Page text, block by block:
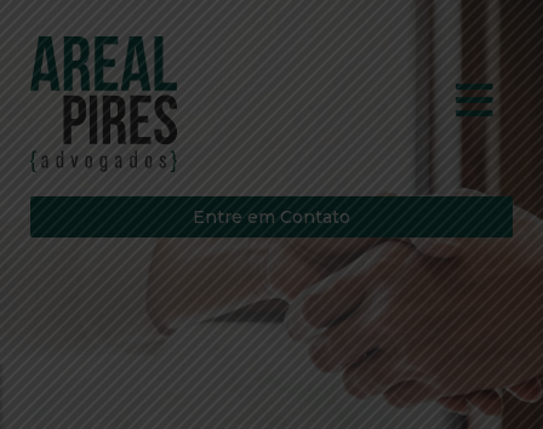
Entre em Contato